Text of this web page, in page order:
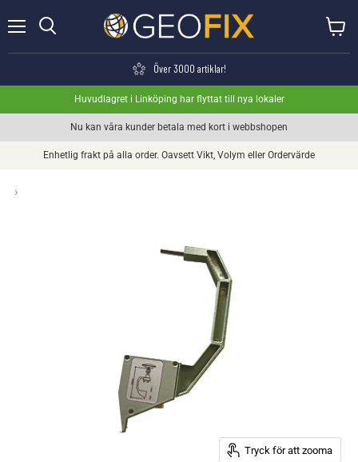
Över 3000 artiklar!
Huvudlagret i Linköping har flyttat till nya lokaler
Nu kan våra kunder betala med kort i webbshopen
Enhetlig frakt på alla order. Oavsett Vikt, Volym eller Ordervärde
›
Tryck för att zooma